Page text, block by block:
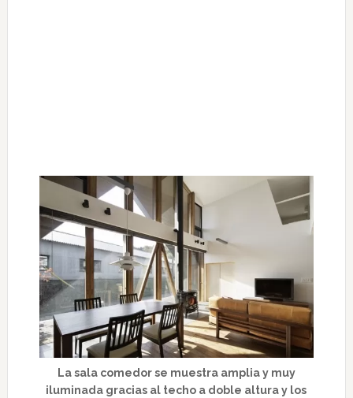
La sala comedor se muestra amplia y muy
iluminada gracias al techo a doble altura y los